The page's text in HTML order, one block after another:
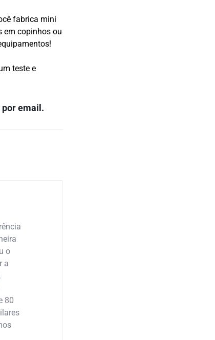
fabrica mini
em copinhos ou
teste e
email.
o
a
80